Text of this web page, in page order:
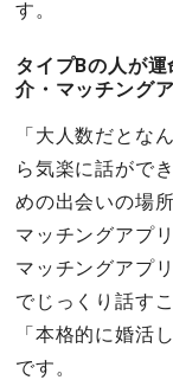
す。
タイプBの人が
介・マッチング
「大人数だとな
ら気楽に話がで
めの出会いの場所
マッチングアプ
マッチングアプ
でじっくり話す
「本格的に婚活
です。